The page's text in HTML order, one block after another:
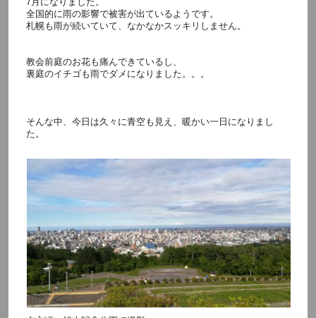
全国的に雨の影響で被害が出ているようです。
札幌も雨が続いていて、なかなかスッキリしません。
教会前庭のお花も痛んできているし、
裏庭のイチゴも雨でダメになりました。。。
そんな中、今日は久々に青空も見え、暖かい一日になりまし
た。